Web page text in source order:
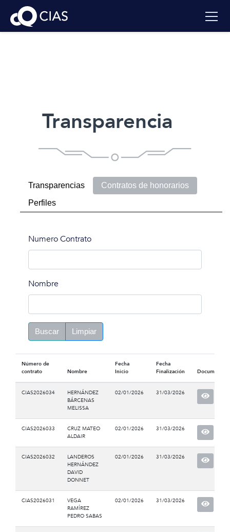
Transparencia
Transparencias
Contratos de honorarios
Perfiles
Numero Contrato
Nombre
Buscar Limpiar
Número de
contrato
Nombre
Fecha
Inicio
Fecha
Finalización
Documento
CIAS2026034
HERNÁNDEZ
BÁRCENAS
MELISSA
02/01/2026 31/03/2026
CIAS2026033
CRUZ MATEO
ALDAIR
02/01/2026 31/03/2026
CIAS2026032
LANDEROS
HERNÁNDEZ
DAVID
DONNET
02/01/2026 31/03/2026
CIAS2026031
VEGA
RAMÍREZ
PEDRO SABAS
02/01/2026 31/03/2026